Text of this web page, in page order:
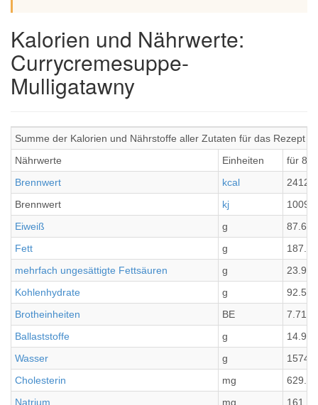
Kalorien und Nährwerte:
Currycremesuppe-
Mulligatawny
Summe der Kalorien und Nährstoffe aller Zutaten für das Rezept
Nährwerte
Einheiten
für 8
Brennwert
kcal
Brennwert
kj
Eiweiß
g
87.69
Fett
g
187.09
mehrfach ungesättigte Fettsäuren
g
23.92
Kohlenhydrate
g
92.57
Brotheinheiten
BE
7.71
Ballaststoffe
g
14.92
Wasser
g
Cholesterin
mg
629.58
Natrium
mg 161.9